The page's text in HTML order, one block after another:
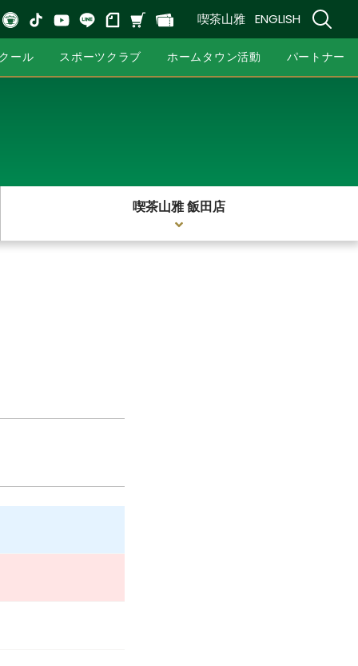
喫茶山雅 ENGLISH
ール スポーツクラブ ホームタウン活動 パートナー
喫茶山雅 飯田店